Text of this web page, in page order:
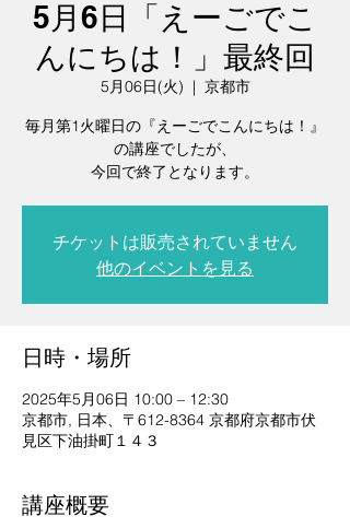
5月6日「えーごでこ
んにちは！」最終回
5月06日(火)
  |
京都市
毎月第1火曜日の『えーごでこんにちは！』
の講座でしたが、
チケットは販売されていません
他のイベントを見る
日時・場所
2025年5月06日 10:00 – 12:30
京都市, 日本、〒612-8364 京都府京都市伏
見区下油掛町１４３
講座概要